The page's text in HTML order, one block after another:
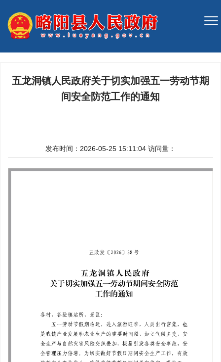
五龙洞镇人民政府关于切实加强五一劳动节期
间安全防范工作的通知
发布时间：2026-05-25 15:11:04 访问量：